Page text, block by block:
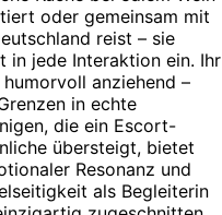
oder gemeinsam mit
reist – sie
in jede Interaktion ein. Ihr
anziehend –
in echte
die ein Escort-
übersteigt, bietet
Resonanz und
als Begleiterin